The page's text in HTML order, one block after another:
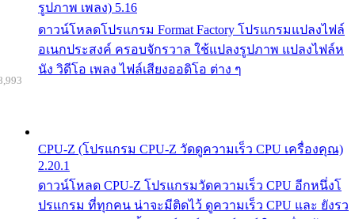
รูปภาพ เพลง) 5.16
ดาวน์โหลดโปรแกรม Format Factory โปรแกรมแปลงไฟล์
อเนกประสงค์ ครอบจักรวาล ใช้แปลงรูปภาพ แปลงไฟล์ห
นัง วิดีโอ เพลง ไฟล์เสียงออดิโอ ต่าง ๆ
CPU-Z (โปรแกรม CPU-Z วัดดูความเร็ว CPU เครื่องคุณ)
2.20.1
ดาวน์โหลด CPU-Z โปรแกรมวัดความเร็ว CPU อีกหนึ่งโ
ปรแกรม ที่ทุกคน น่าจะมีติดไว้ ดูความเร็ว CPU และ ยังรว